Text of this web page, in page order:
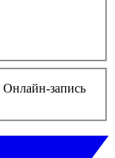
Онлайн-запись